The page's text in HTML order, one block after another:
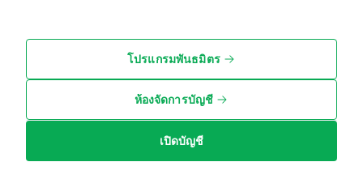
โปรแกรมพันธมิตร
ห้องจัดการบัญชี
เปิดบัญชี